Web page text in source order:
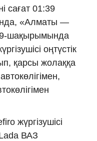
сағат 01:39
«Алматы —
шақырымында
оңтүстік
қарсы жолаққа
жүргізушісі
ВАЗ